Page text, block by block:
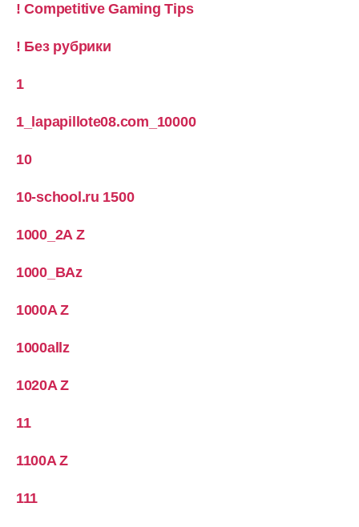
! Competitive Gaming Tips
! Без рубрики
1
1_lapapillote08.com_10000
10
10-school.ru 1500
1000_2A Z
1000_BAz
1000A Z
1000allz
1020A Z
11
1100A Z
111